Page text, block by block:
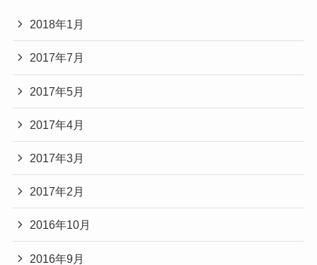
2018年1月
2017年7月
2017年5月
2017年4月
2017年3月
2017年2月
2016年10月
2016年9月